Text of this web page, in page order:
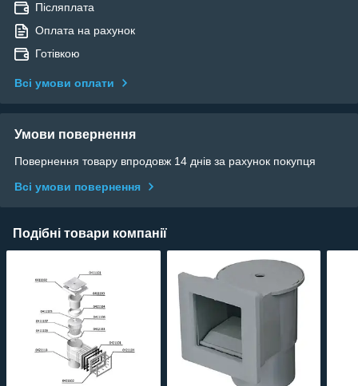
Післяплата
Оплата на рахунок
Готівкою
Всі умови оплати
Умови повернення
Повернення товару впродовж 14 днів за рахунок покупця
Всі умови повернення
Подібні товари компанії